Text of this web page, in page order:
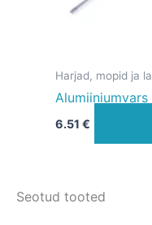
Harjad, mopid ja
Alumiiniumvars
6.51 €
Seotud tooted